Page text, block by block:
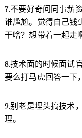
7.不要好奇问同事薪
谁尴尬。觉得自己钱
干啥？想带着一起走
8.技术面的时候面试
要么打马虎回答一下
9.别老是埋头搞技术
理。
9%的程序猿都是
活。 11.技术人
上。第二阶段：
也不要排斥某个
的程序猿，注意
去理解产品经理
大家干得都难受